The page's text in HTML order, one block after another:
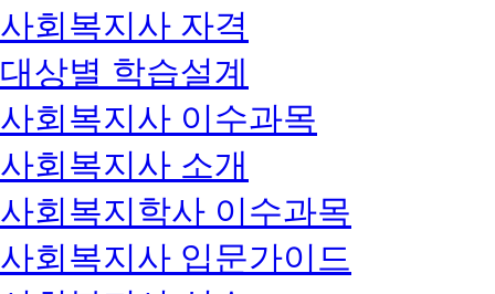
사회복지사 자격
대상별 학습설계
사회복지사 이수과목
사회복지사 소개
사회복지학사 이수과목
사회복지사 입문가이드